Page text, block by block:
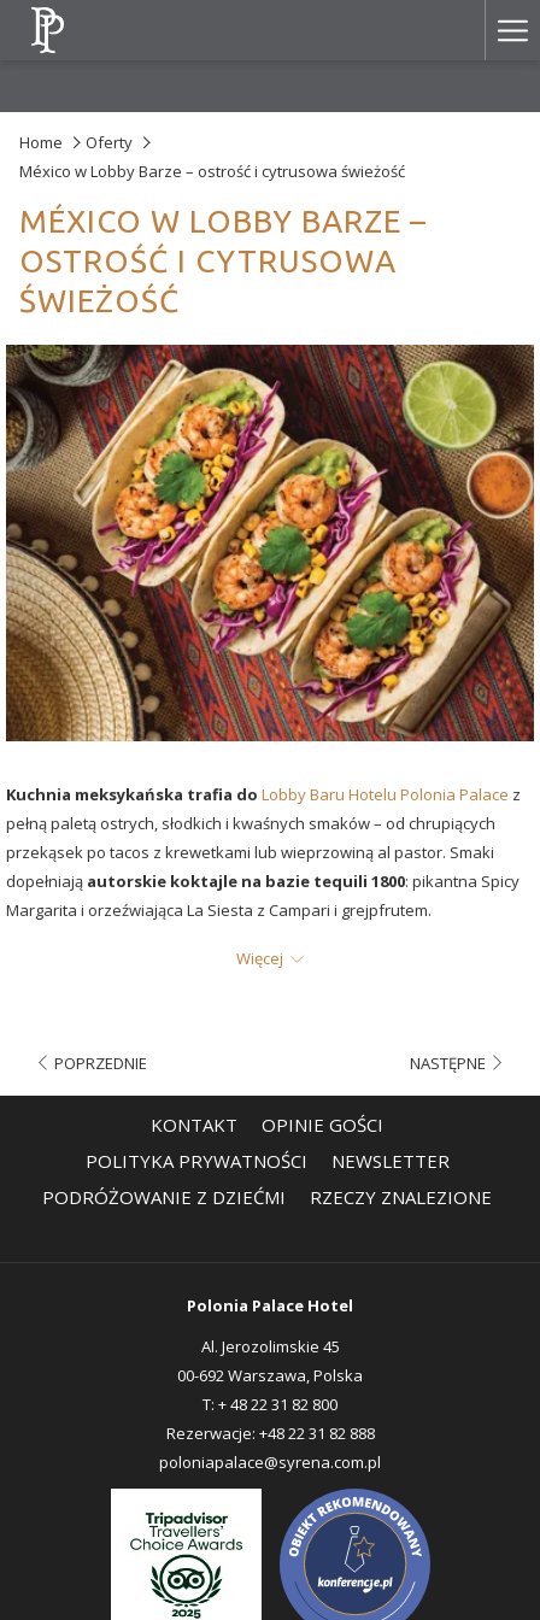
Home
Oferty
México w Lobby Barze – ostrość i cytrusowa świeżość
MÉXICO W LOBBY BARZE –
OSTROŚĆ I CYTRUSOWA
ŚWIEŻOŚĆ
Kuchnia meksykańska trafia do Lobby Baru Hotelu Polonia Palace z
pełną paletą ostrych, słodkich i kwaśnych smaków – od chrupiących
przekąsek po tacos z krewetkami lub wieprzowiną al pastor. Smaki
dopełniają autorskie koktajle na bazie tequili 1800: pikantna Spicy
Margarita i orzeźwiająca La Siesta z Campari i grejpfrutem.
Więcej
POPRZEDNIE NASTĘPNE
KONTAKT
OPINIE GOŚCI
POLITYKA PRYWATNOŚCI
NEWSLETTEROTWIERA
SIĘ
PODRÓŻOWANIE Z DZIEĆMI RZECZY ZNALEZIONE
Polonia Palace Hotel
Al. Jerozolimskie 45
00-692 Warszawa, Polska
T: + 48 22 31 82 800
Rezerwacje: +48 22 31 82 888
poloniapalace@syrena.com.pl